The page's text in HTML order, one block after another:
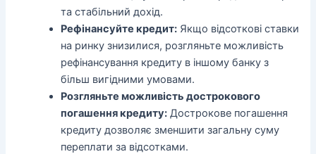
та стабільний дохід.
Рефінансуйте кредит: Якщо відсоткові ставки
на ринку знизилися, розгляньте можливість
рефінансування кредиту в іншому банку з
більш вигідними умовами.
Розгляньте можливість дострокового
погашення кредиту: Дострокове погашення
кредиту дозволяє зменшити загальну суму
переплати за відсотками.